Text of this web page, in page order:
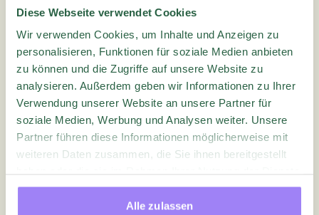
Diese Webseite verwendet Cookies
Wir verwenden Cookies, um Inhalte und Anzeigen zu
personalisieren, Funktionen für soziale Medien anbieten
zu können und die Zugriffe auf unsere Website zu
analysieren. Außerdem geben wir Informationen zu Ihrer
Verwendung unserer Website an unsere Partner für
soziale Medien, Werbung und Analysen weiter. Unsere
Partner führen diese Informationen möglicherweise mit
weiteren Daten zusammen, die Sie ihnen bereitgestellt
gesammelt haben.
Alle zulassen